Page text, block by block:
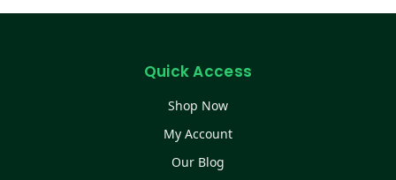
Quick Access
Shop Now
My Account
Our Blog